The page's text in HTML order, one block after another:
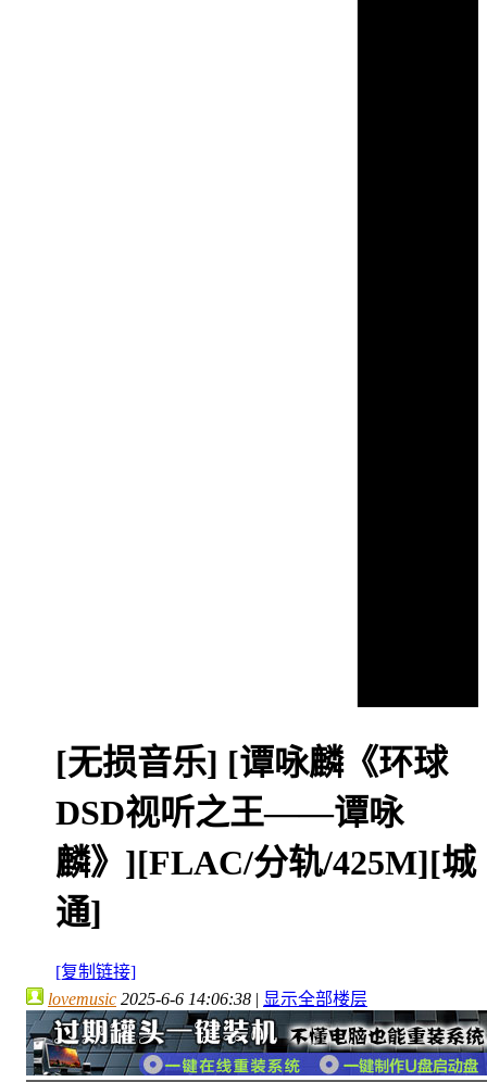
[无损音乐] [谭咏麟《环球
DSD视听之王——谭咏
麟》][FLAC/分轨/425M][城
通]
[复制链接]
lovemusic 2025-6-6 14:06:38 | 显示全部楼层